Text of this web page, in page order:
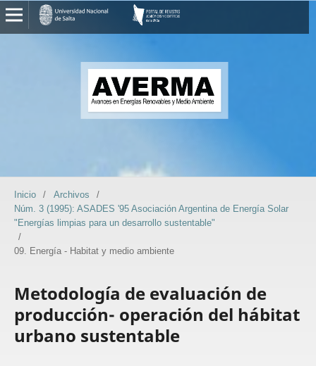
Inicio / Archivos
/
Núm. 3 (1995): ASADES '95 Asociación Argentina de Energía Solar
"Energías limpias para un desarrollo sustentable"
/
09. Energía - Habitat y medio ambiente
Metodología de evaluación de
producción- operación del hábitat
urbano sustentable